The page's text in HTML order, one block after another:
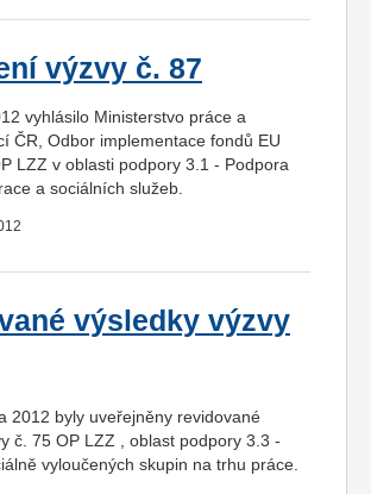
výzvy č. 87
vyhlásilo Ministerstvo práce a
ČR, Odbor implementace fondů EU
LZZ v oblasti podpory 3.1 - Podpora
a sociálních služeb.
výsledky výzvy
2012 byly uveřejněny revidované
č. 75 OP LZZ , oblast podpory 3.3 -
vyloučených skupin na trhu práce.